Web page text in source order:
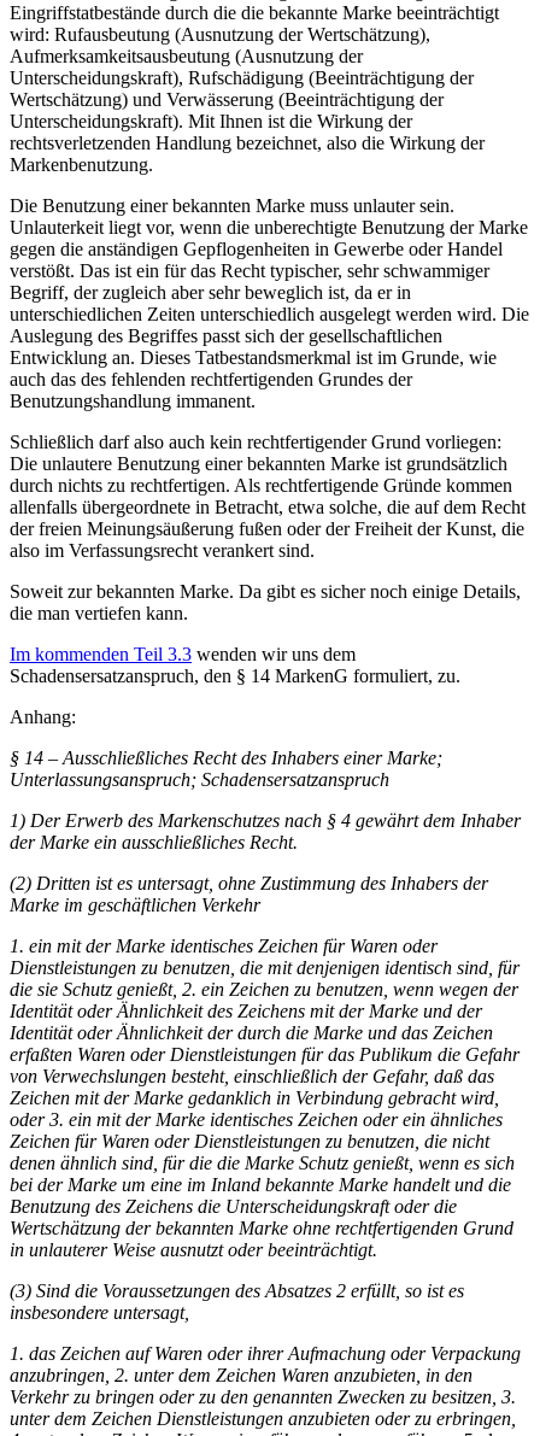
Eingriffstatbestände durch die die bekannte Marke beeinträchtigt
wird: Rufausbeutung (Ausnutzung der Wertschätzung),
Aufmerksamkeitsausbeutung (Ausnutzung der
Unterscheidungskraft), Rufschädigung (Beeinträchtigung der
Wertschätzung) und Verwässerung (Beeinträchtigung der
Unterscheidungskraft). Mit Ihnen ist die Wirkung der
rechtsverletzenden Handlung bezeichnet, also die Wirkung der
Markenbenutzung.
Die Benutzung einer bekannten Marke muss unlauter sein.
Unlauterkeit liegt vor, wenn die unberechtigte Benutzung der Marke
gegen die anständigen Gepflogenheiten in Gewerbe oder Handel
verstößt. Das ist ein für das Recht typischer, sehr schwammiger
Begriff, der zugleich aber sehr beweglich ist, da er in
unterschiedlichen Zeiten unterschiedlich ausgelegt werden wird. Die
Auslegung des Begriffes passt sich der gesellschaftlichen
Entwicklung an. Dieses Tatbestandsmerkmal ist im Grunde, wie
auch das des fehlenden rechtfertigenden Grundes der
Benutzungshandlung immanent.
Schließlich darf also auch kein rechtfertigender Grund vorliegen:
Die unlautere Benutzung einer bekannten Marke ist grundsätzlich
durch nichts zu rechtfertigen. Als rechtfertigende Gründe kommen
allenfalls übergeordnete in Betracht, etwa solche, die auf dem Recht
der freien Meinungsäußerung fußen oder der Freiheit der Kunst, die
also im Verfassungsrecht verankert sind.
Soweit zur bekannten Marke. Da gibt es sicher noch einige Details,
die man vertiefen kann.
Im kommenden Teil 3.3 wenden wir uns dem
Schadensersatzanspruch, den § 14 MarkenG formuliert, zu.
Anhang:
§ 14 – Ausschließliches Recht des Inhabers einer Marke;
Unterlassungsanspruch; Schadensersatzanspruch
1) Der Erwerb des Markenschutzes nach § 4 gewährt dem Inhaber
der Marke ein ausschließliches Recht.
(2) Dritten ist es untersagt, ohne Zustimmung des Inhabers der
Marke im geschäftlichen Verkehr
1. ein mit der Marke identisches Zeichen für Waren oder
Dienstleistungen zu benutzen, die mit denjenigen identisch sind, für
die sie Schutz genießt, 2. ein Zeichen zu benutzen, wenn wegen der
Identität oder Ähnlichkeit des Zeichens mit der Marke und der
Identität oder Ähnlichkeit der durch die Marke und das Zeichen
erfaßten Waren oder Dienstleistungen für das Publikum die Gefahr
von Verwechslungen besteht, einschließlich der Gefahr, daß das
Zeichen mit der Marke gedanklich in Verbindung gebracht wird,
oder 3. ein mit der Marke identisches Zeichen oder ein ähnliches
Zeichen für Waren oder Dienstleistungen zu benutzen, die nicht
denen ähnlich sind, für die die Marke Schutz genießt, wenn es sich
bei der Marke um eine im Inland bekannte Marke handelt und die
Benutzung des Zeichens die Unterscheidungskraft oder die
Wertschätzung der bekannten Marke ohne rechtfertigenden Grund
in unlauterer Weise ausnutzt oder beeinträchtigt.
(3) Sind die Voraussetzungen des Absatzes 2 erfüllt, so ist es
insbesondere untersagt,
1. das Zeichen auf Waren oder ihrer Aufmachung oder Verpackung
anzubringen, 2. unter dem Zeichen Waren anzubieten, in den
Verkehr zu bringen oder zu den genannten Zwecken zu besitzen, 3.
unter dem Zeichen Dienstleistungen anzubieten oder zu erbringen,